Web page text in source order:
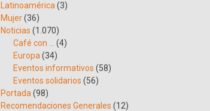
Latinoamérica (3)
Mujer(36)
Noticias (1.070)
Café con …
(4)
Europa (34)
Eventos informativos (58)
Eventos solidarios (56)
Portada (98)
Recomendaciones Generales (12)